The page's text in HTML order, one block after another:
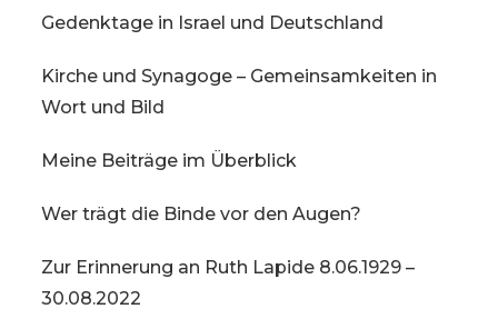
Gedenktage in Israel und Deutschland
Kirche und Synagoge – Gemeinsamkeiten in
Wort und Bild
Meine Beiträge im Überblick
Wer trägt die Binde vor den Augen?
Zur Erinnerung an Ruth Lapide 8.06.1929 –
30.08.2022